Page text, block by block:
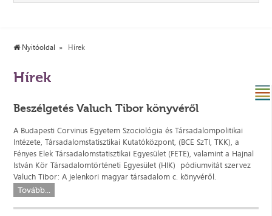
Nyitóoldal Hírek
Hírek
Beszélgetés Valuch Tibor könyvéről
A Budapesti Corvinus Egyetem Szociológia és Társadalompolitikai
Intézete, Társadalomstatisztikai Kutatóközpont, (BCE SzTI, TKK), a
Fényes Elek Társadalomstatisztikai Egyesület (FETE), valamint a Hajnal
István Kör Társadalomtörténeti Egyesület (HIK) pódiumvitát szervez
Valuch Tibor: A jelenkori magyar társadalom c. könyvéről.
Tovább...